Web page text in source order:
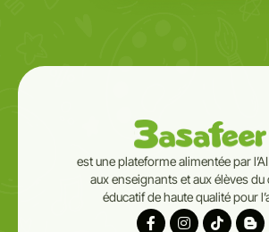
est une plateforme alimentée par
aux enseignants et aux élèves du
éducatif de haute qualité pour